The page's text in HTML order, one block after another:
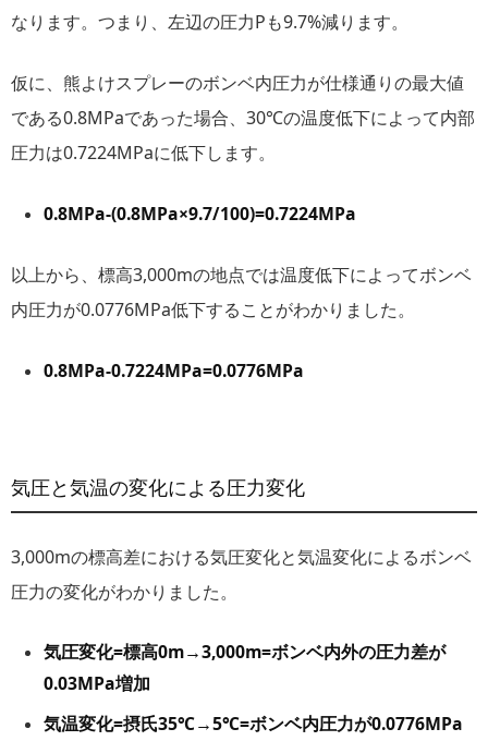
なります。つまり、左辺の圧力Pも9.7%減ります。
仮に、熊よけスプレーのボンベ内圧力が仕様通りの最大値
である0.8MPaであった場合、30℃の温度低下によって内部
圧力は0.7224MPaに低下します。
0.8MPa-(0.8MPa×9.7/100)=0.7224MPa
以上から、標高3,000mの地点では温度低下によってボンベ
内圧力が0.0776MPa低下することがわかりました。
0.8MPa-0.7224MPa=0.0776MPa
気圧と気温の変化による圧力変化
3,000mの標高差における気圧変化と気温変化によるボンベ
圧力の変化がわかりました。
気圧変化=標高0m→3,000m=ボンベ内外の圧力差が
0.03MPa増加
気温変化=摂氏35℃→5℃=ボンベ内圧力が0.0776MPa